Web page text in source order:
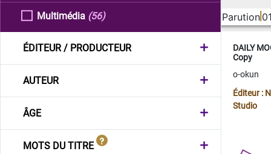
Multimédia (56)
ÉDITEUR / PRODUCTEUR
AUTEUR
ÂGE
MOTS DU TITRE
Parution
DAILY
Copy
o-okun
Éditeur :
Studio